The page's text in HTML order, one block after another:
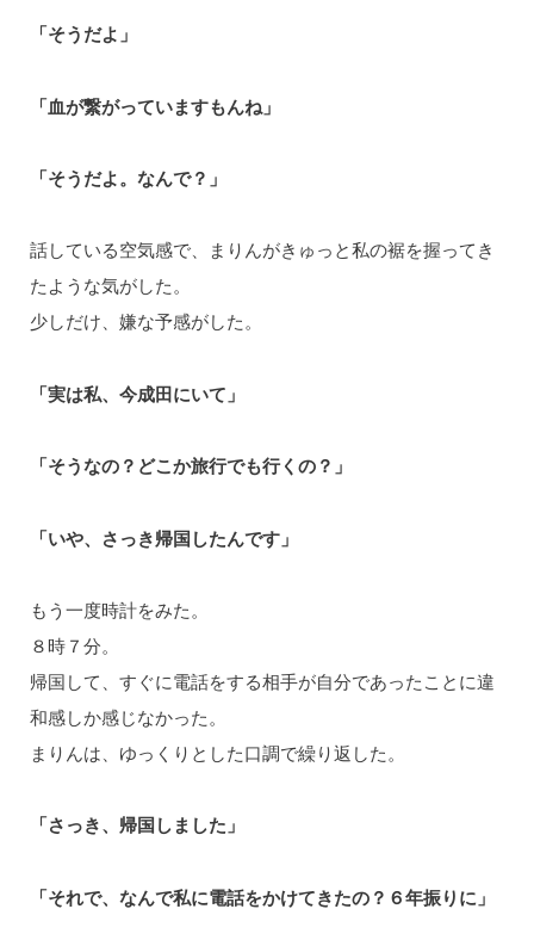
「そうだよ」
「血が繋がっていますもんね」
「そうだよ。なんで？」
話している空気感で、まりんがきゅっと私の裾を握ってき
たような気がした。
少しだけ、嫌な予感がした。
「実は私、今成田にいて」
「そうなの？どこか旅行でも行くの？」
「いや、さっき帰国したんです」
もう一度時計をみた。
８時７分。
帰国して、すぐに電話をする相手が自分であったことに違
和感しか感じなかった。
まりんは、ゆっくりとした口調で繰り返した。
「さっき、帰国しました」
「それで、なんで私に電話をかけてきたの？６年振りに」